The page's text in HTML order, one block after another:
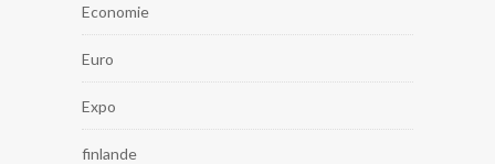
Economie
Euro
Expo
finlande